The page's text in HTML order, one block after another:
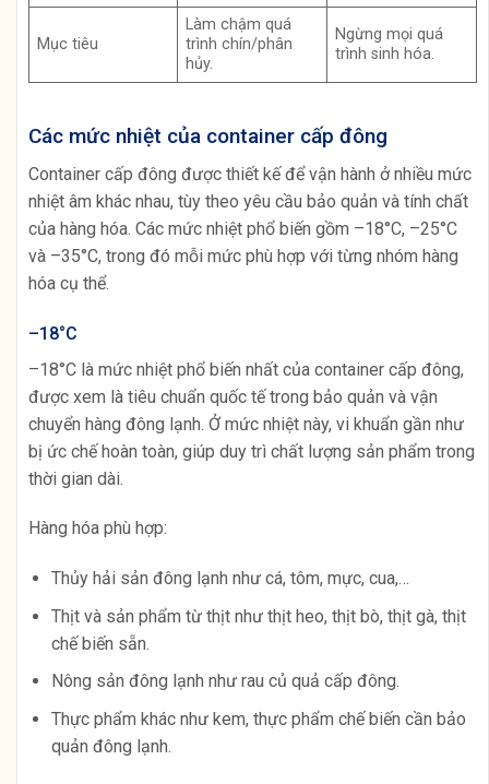
Mục tiêu
Làm chậm quá
trình chín/phân
hủy.
Ngừng mọi quá
trình sinh hóa.
Các mức nhiệt của container cấp đông
Container cấp đông được thiết kế để vận hành ở nhiều mức
nhiệt âm khác nhau, tùy theo yêu cầu bảo quản và tính chất
của hàng hóa. Các mức nhiệt phổ biến gồm –18°C, –25°C
và –35°C, trong đó mỗi mức phù hợp với từng nhóm hàng
hóa cụ thể.
–18°C
–18°C là mức nhiệt phổ biến nhất của container cấp đông,
được xem là tiêu chuẩn quốc tế trong bảo quản và vận
chuyển hàng đông lạnh. Ở mức nhiệt này, vi khuẩn gần như
bị ức chế hoàn toàn, giúp duy trì chất lượng sản phẩm trong
thời gian dài.
Hàng hóa phù hợp:
Thủy hải sản đông lạnh như cá, tôm, mực, cua,…
Thịt và sản phẩm từ thịt như thịt heo, thịt bò, thịt gà, thịt
chế biến sẵn.
Nông sản đông lạnh như rau củ quả cấp đông.
Thực phẩm khác như kem, thực phẩm chế biến cần bảo
quản đông lạnh.